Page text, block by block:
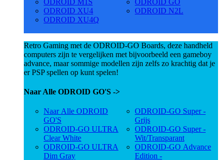
ODROID XU4
ODROID XU4Q
ODROID N2L
Retro Gaming met de ODROID-GO Boards, deze handheld
computers zijn te vergelijken met bijvoorbeeld een gameboy
advance, maar sommige modellen zijn zelfs zo krachtig dat je
er PSP spellen op kunt spelen!
Naar Alle ODROID GO'S ->
Naar Alle ODROID
GO'S
ODROID-GO ULTRA
Clear White
ODROID-GO ULTRA
Dim Gray
ODROID-GO Super -
Grijs
ODROID-GO Super -
Wit/Transparant
ODROID-GO Advance
Edition -